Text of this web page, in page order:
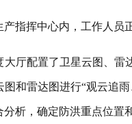
指挥中心内，工作人员
厅配置了卫星云图、
和雷达图进行“观云追
析，确定防洪重点位置